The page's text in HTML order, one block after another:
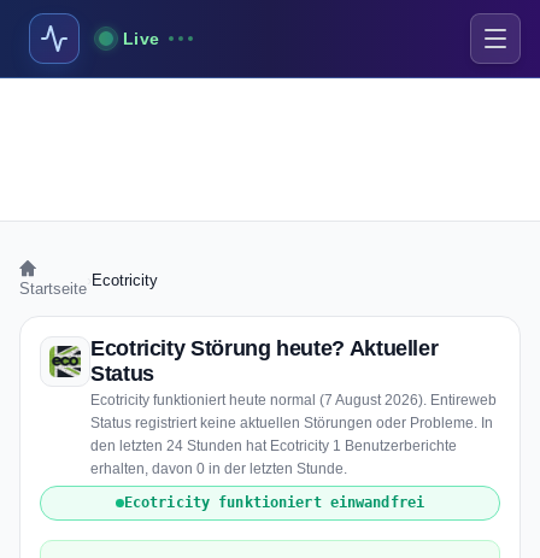
Live
Startseite Ecotricity
Ecotricity Störung heute? Aktueller
Status
Ecotricity funktioniert heute normal (7 August 2026). Entireweb
Status registriert keine aktuellen Störungen oder Probleme. In
den letzten 24 Stunden hat Ecotricity 1 Benutzerberichte
erhalten, davon 0 in der letzten Stunde.
Ecotricity funktioniert einwandfrei